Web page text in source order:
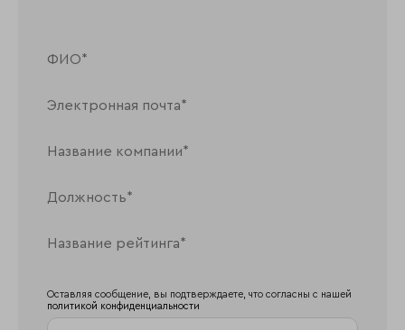
Оставляя сообщение, вы подтверждаете, что согласны с нашей
политикой конфиденциальности